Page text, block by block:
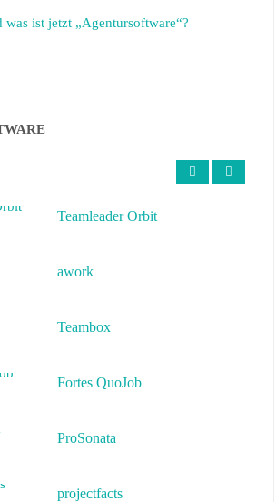
was ist jetzt „Agentursoftware“?
Teamleader Orbit
awork
Teambox
Fortes QuoJob
ProSonata
projectfacts